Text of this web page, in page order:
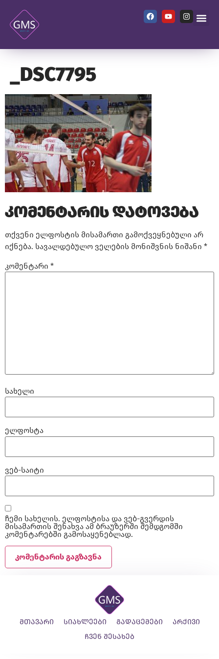
_DSC7795
კომენტარის დატოვება
თქვენი ელფოსტის მისამართი გამოქვეყნებული არ
იქნება. სავალდებულო ველების მონიშვნის ნიშანი *
კომენტარი *
სახელი
ელფოსტა
ვებ-საიტი
ჩემი სახელის. ელფოსტისა და ვებ-გვერდის
მისამართის შენახვა ამ ბრაუზერში შემდგომში
კომენტარებში გამოსაყენებლად.
მთავარი სიახლეები გადაცემები
არქივი
ჩვენ შესახებ